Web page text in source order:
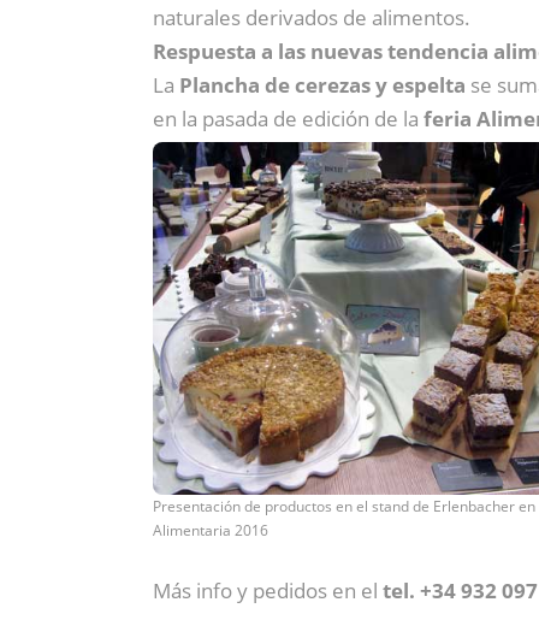
naturales derivados de alimentos.
Respuesta a las nuevas tendencia
La Plancha de cerezas y espelta se
en la pasada de edición de la feria
Presentación de productos en el stand de Erlenbacher en
Alimentaria 2016
Más info y pedidos en el tel. +34 932